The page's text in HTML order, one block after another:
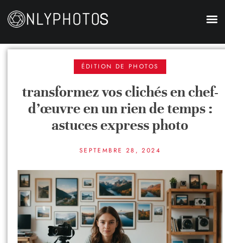
ÉDITION DE PHOTOS
transformez vos clichés en chef-
d’œuvre en un rien de temps :
astuces express photo
SEPTEMBRE 28, 2024